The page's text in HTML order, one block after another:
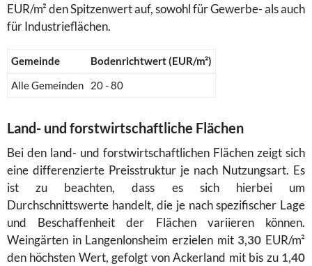
EUR/m² den Spitzenwert auf, sowohl für Gewerbe- als auch
für Industrieflächen.
Gemeinde
Bodenrichtwert (EUR/m²)
Alle Gemeinden
20 - 80
Land- und forstwirtschaftliche Flächen
Bei den land- und forstwirtschaftlichen Flächen zeigt sich
eine differenzierte Preisstruktur je nach Nutzungsart. Es
ist zu beachten, dass es sich hierbei um
Durchschnittswerte handelt, die je nach spezifischer Lage
und Beschaffenheit der Flächen variieren können.
Weingärten in Langenlonsheim erzielen mit 3,30 EUR/m²
den höchsten Wert, gefolgt von Ackerland mit bis zu 1,40